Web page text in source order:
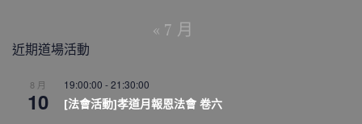
« 7 月
近期道場活動
8 月
10
19:00:00 -21:30:00
[法會活動]孝道月報恩法會 卷六